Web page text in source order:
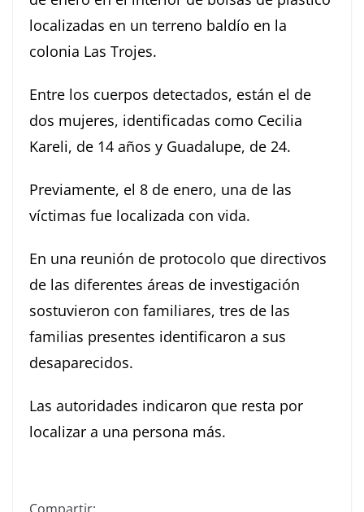
localizadas en un terreno baldío en la
colonia Las Trojes.
Entre los cuerpos detectados, están el de
dos mujeres, identificadas como Cecilia
Kareli, de 14 años y Guadalupe, de 24.
Previamente, el 8 de enero, una de las
víctimas fue localizada con vida.
En una reunión de protocolo que directivos
de las diferentes áreas de investigación
sostuvieron con familiares, tres de las
familias presentes identificaron a sus
desaparecidos.
Las autoridades indicaron que resta por
localizar a una persona más.